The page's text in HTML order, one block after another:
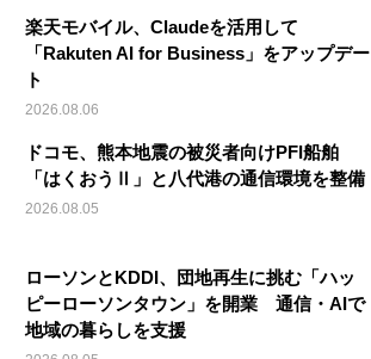
楽天モバイル、Claudeを活用して
「Rakuten AI for Business」をアップデー
ト
2026.08.06
ドコモ、熊本地震の被災者向けPFI船舶
「はくおうⅡ」と八代港の通信環境を整備
2026.08.05
ローソンとKDDI、団地再生に挑む「ハッ
ピーローソンタウン」を開業 通信・AIで
地域の暮らしを支援